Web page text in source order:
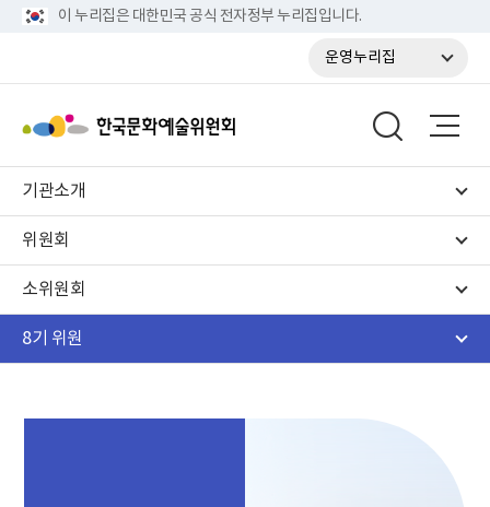
이 누리집은 대한민국 공식 전자정부 누리집입니다.
운영누리집
기관소개
위원회
소위원회
8기 위원